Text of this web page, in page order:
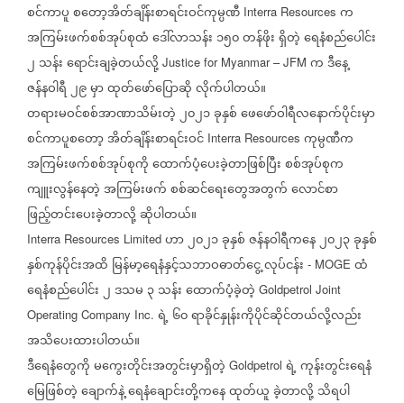
စင်ကာပူစတော့အိတ်ချိန်းစာရင်းဝင်ကုမ္ပဏီ Interra Resources က
အကြမ်းဖက်စစ်အုပ်စုထံဒေါ်လာသန်း ၁၅၀တန်ဖိုးရှိတဲ့ရေနံစည်ပေါင်း
၂ သန်းရောင်းချခဲ့တယ်လို့ Justice for Myanmar – JFM ကဒီနေ့
ဇန်နဝါရီ၂၉မှာထုတ်ဖော်ပြောဆိုလိုက်ပါတယ်။
တရားမဝင်စစ်အာဏာသိမ်းတဲ့၂၀၂၁ခုနှစ်ဖေဖော်ဝါရီလနောက်ပိုင်းမှာ
စင်ကာပူစတော့အိတ်ချိန်းစာရင်းဝင် Interra Resources ကုမ္ပဏီက
အကြမ်းဖက်စစ်အုပ်စုကိုထောက်ပံ့ပေးခဲ့တာဖြစ်ပြီးစစ်အုပ်စုက
ကျူးလွန်နေတဲ့အကြမ်းဖက်စစ်ဆင်ရေးတွေအတွက်လောင်စာ
ဖြည့်တင်းပေးခဲ့တာလို့ဆိုပါတယ်။
Interra Resources Limited ဟာ၂၀၂၁ခုနှစ်ဇန်နဝါရီကနေ၂၀၂၃ခုနှစ်
နှစ်ကုန်ပိုင်းအထိ မြန်မာ့ရေနံနှင့်သဘာဝဓာတ်ငွေ့လုပ်ငန်း - MOGE ထံ
ရေနံစည်ပေါင်း၂ဒသမ ၃သန်းထောက်ပံ့ခဲ့တဲ့ Goldpetrol Joint
Operating Company Inc. ရဲ့၆၀ရာခိုင်နှုန်းကိုပိုင်ဆိုင်တယ်လို့လည်း
အသိပေးထားပါတယ်။
ဒီရေနံတွေကိုမကွေးတိုင်းအတွင်းမှာရှိတဲ့ Goldpetrol ရဲ့ကုန်းတွင်းရေနံ
မြေဖြစ်တဲ့ချောက်နဲ့ရေနံချောင်းတို့ကနေထုတ်ယူခဲ့တာလို့သိရပါ